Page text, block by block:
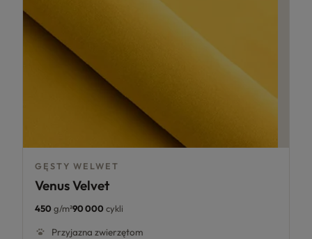
GĘSTY WELWET
Venus Velvet
450g/m²90 000cykli
Przyjazna zwierzętom